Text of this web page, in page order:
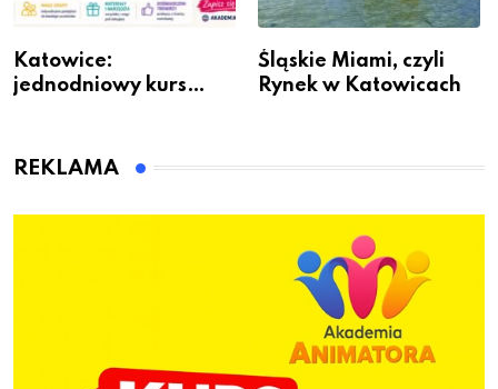
Katowice:
jednodniowy kurs
dzieci
Śląskie Miami, czyli
Rynek w Katowicach
REKLAMA